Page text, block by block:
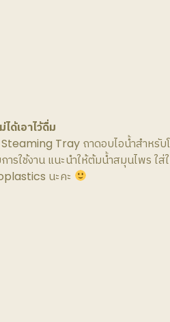
เอาไว้ดื่ม
Tray ถาดอบไอน้ำสำหรับ
รใช้งาน แนะนำให้ต้มน้ำสมุนไพร ใส่
นะคะ